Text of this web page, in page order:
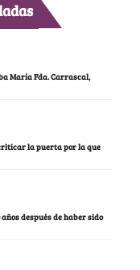
María Fda. Carrascal,
la puerta por la que
después de haber sido